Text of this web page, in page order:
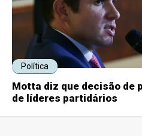
Política
Motta diz que decisão de
de líderes partidários